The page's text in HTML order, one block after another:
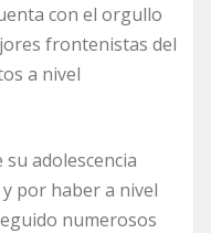
con el orgullo
frontenistas del
a nivel
su adolescencia
por haber a nivel
numerosos